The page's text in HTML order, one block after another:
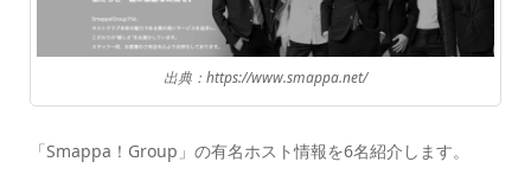
出典：https://www.smappa.net/
「Smappa！Group」の有名ホスト情報を6名紹介します。